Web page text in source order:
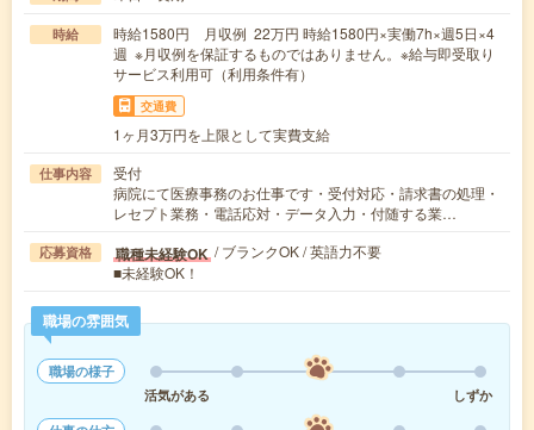
時給
時給1580円 月収例 22万円 時給1580円×実働7h×週5日×4
週 ※月収例を保証するものではありません。※給与即受取り
サービス利用可（利用条件有）
交通費
1ヶ月3万円を上限として実費支給
仕事内容
受付
病院にて医療事務のお仕事です・受付対応・請求書の処理・
レセプト業務・電話応対・データ入力・付随する業…
応募資格 職種未経験OK / ブランクOK / 英語力不要
■未経験OK！
職場の雰囲気
職場の様子
活気がある
しずか